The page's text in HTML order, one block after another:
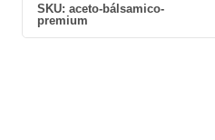
SKU: aceto-bálsamico-
premium